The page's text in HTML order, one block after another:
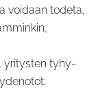
voidaan todeta,
yritysten tyhy-